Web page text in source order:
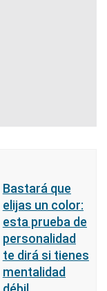
Bastará que
elijas un color:
esta prueba de
personalidad
te dirá si tienes
mentalidad